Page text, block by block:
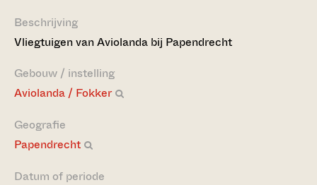
Beschrijving
Vliegtuigen van Aviolanda bij Papendrecht
Gebouw / instelling
Aviolanda / Fokker
Geografie
Papendrecht
Datum of periode